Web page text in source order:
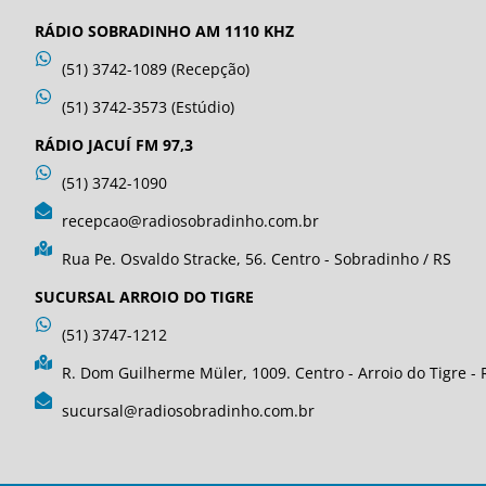
RÁDIO SOBRADINHO AM 1110 KHZ
(51) 3742-1089 (Recepção)
(51) 3742-3573 (Estúdio)
RÁDIO JACUÍ FM 97,3
(51) 3742-1090
recepcao@radiosobradinho.com.br
Rua Pe. Osvaldo Stracke, 56. Centro - Sobradinho / RS
SUCURSAL ARROIO DO TIGRE
(51) 3747-1212
R. Dom Guilherme Müler, 1009. Centro - Arroio do Tigre -
sucursal@radiosobradinho.com.br